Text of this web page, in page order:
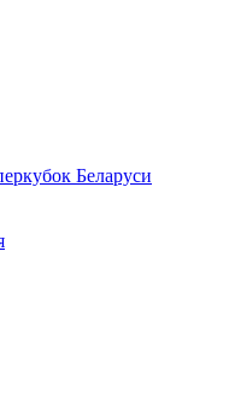
Беларуси